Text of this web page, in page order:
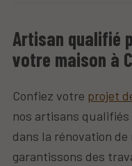
Artisan qualifié
votre maison à
Confiez votre projet
nos artisans
dans la rénovation
garantissons des